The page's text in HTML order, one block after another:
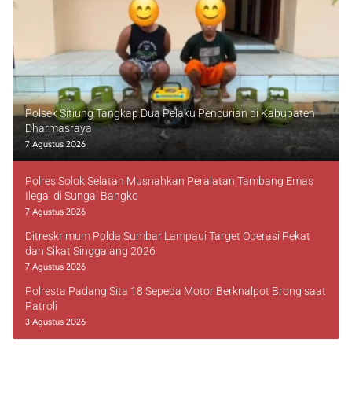
Polsek Sitiung Tangkap Dua Pelaku Pencurian di Kabupaten
Dharmasraya
7 Agustus 2026
Polres Solok Selatan Musnahkan Peralatan Tambang Emas
Ilegal di Sungai Bangko
7 Agustus 2026
Ditreskrimum Polda Sumbar Lampaui Target Operasi Pekat
dan Sikat Singgalang 2026
7 Agustus 2026
Polresta Padang Sita 18 Sepeda Motor Berknalpot Brong saat
Patroli
3 Agustus 2026